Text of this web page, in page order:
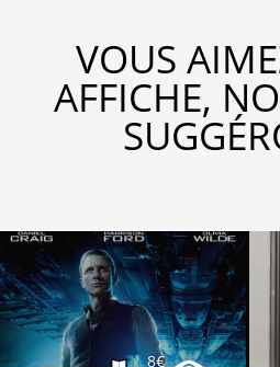
VOUS
AFFICHE,
8€